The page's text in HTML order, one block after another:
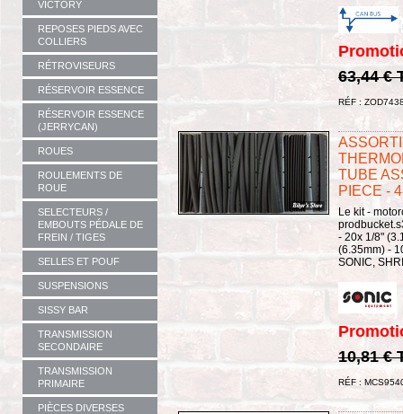
VICTORY
REPOSES PIEDS AVEC
COLLIERS
RÉTROVISEURS
RÉSERVOIR ESSENCE
RÉSERVOIR ESSENCE
(JERRYCAN)
ROUES
ROULEMENTS DE
ROUE
SELECTEURS /
EMBOUTS PÉDALE DE
FREIN / TIGES
SELLES ET POUF
SUSPENSIONS
SISSY BAR
TRANSMISSION
SECONDAIRE
TRANSMISSION
PRIMAIRE
PIÈCES DIVERSES
63,44 €
RÉF :
TUBE
PIECE -
Le kit -
- 20x 1/8"
(6.35mm) -
SONIC,
10,81 €
RÉF :